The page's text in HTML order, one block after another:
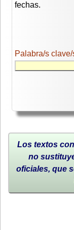
fechas.
Palabra/s clave/
Los textos
no
oficiales, que